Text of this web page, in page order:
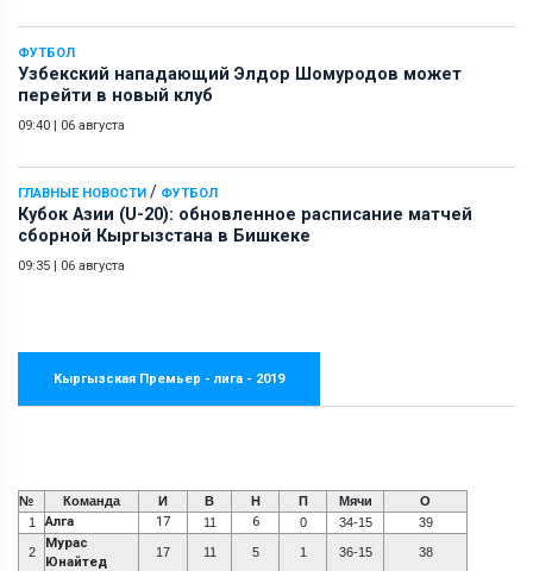
ФУТБОЛ
Узбекский нападающий Элдор Шомуродов может
перейти в новый клуб
09:40 | 06 августа
ГЛАВНЫЕ НОВОСТИ / ФУТБОЛ
Кубок Азии (U-20): обновленное расписание матчей
сборной Кыргызстана в Бишкеке
09:35 | 06 августа
Кыргызская Премьер - лига - 2019
№ Команда И В Н П Мячи
О
1
Алга 17 11 6 0 34-15 39
2
Мурас
Юнайтед
17 11 5 1 36-15 38